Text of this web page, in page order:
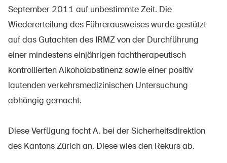
September 2011 auf unbestimmte Zeit. Die
Wiedererteilung des Führerausweises wurde gestützt
auf das Gutachten des IRMZ von der Durchführung
einer mindestens einjährigen fachtherapeutisch
kontrollierten Alkoholabstinenz sowie einer positiv
lautenden verkehrsmedizinischen Untersuchung
abhängig gemacht.
Diese Verfügung focht A. bei der Sicherheitsdirektion
des Kantons Zürich an. Diese wies den Rekurs ab.